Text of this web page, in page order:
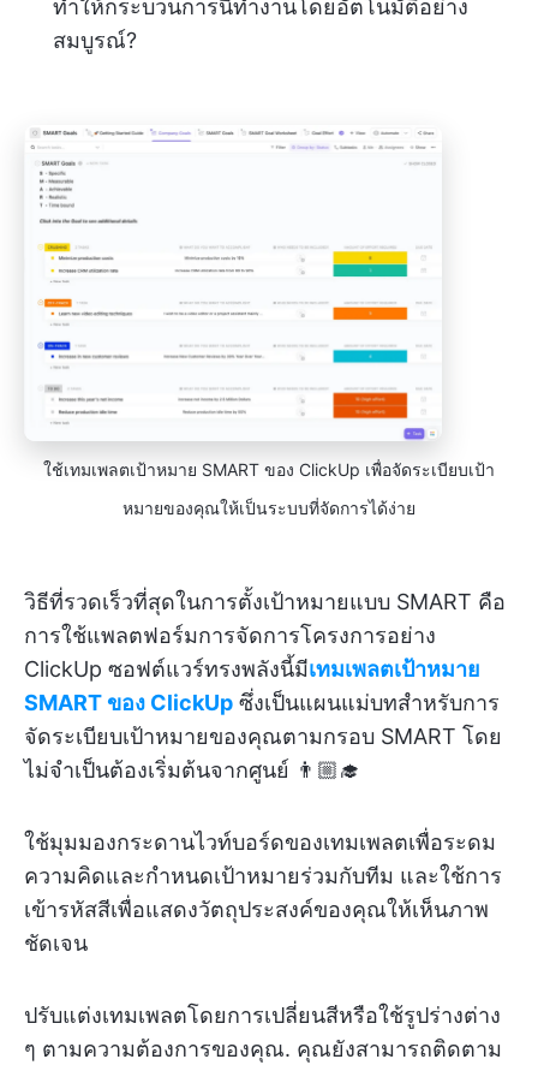
ทำให้กระบวนการนี้ทำงานโดยอัตโนมัติอย่าง
สมบูรณ์?
ใช้เทมเพลตเป้าหมาย SMART ของ ClickUp เพื่อจัดระเบียบเป้า
หมายของคุณให้เป็นระบบที่จัดการได้ง่าย
วิธีที่รวดเร็วที่สุดในการตั้งเป้าหมายแบบ SMART คือ
การใช้แพลตฟอร์มการจัดการโครงการอย่าง
ClickUp ซอฟต์แวร์ทรงพลังนี้มีเทมเพลตเป้าหมาย
SMART ของ ClickUp ซึ่งเป็นแผนแม่บทสำหรับการ
จัดระเบียบเป้าหมายของคุณตามกรอบ SMART โดย
ไม่จำเป็นต้องเริ่มต้นจากศูนย์ 👨🏼‍🎓
ใช้มุมมองกระดานไวท์บอร์ดของเทมเพลตเพื่อระดม
ความคิดและกำหนดเป้าหมายร่วมกับทีม และใช้การ
เข้ารหัสสีเพื่อแสดงวัตถุประสงค์ของคุณให้เห็นภาพ
ชัดเจน
ปรับแต่งเทมเพลตโดยการเปลี่ยนสีหรือใช้รูปร่างต่าง
ๆ ตามความต้องการของคุณ. คุณยังสามารถติดตาม